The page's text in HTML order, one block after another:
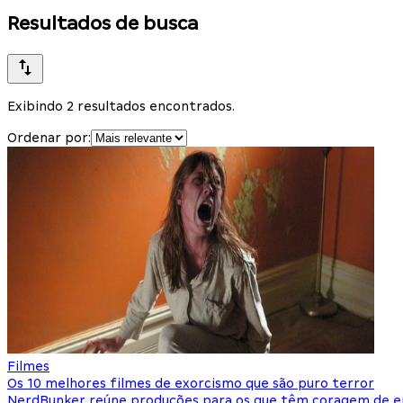
Resultados de busca
Exibindo 2 resultados encontrados.
Ordenar por:
Filmes
Os 10 melhores filmes de exorcismo que são puro terror